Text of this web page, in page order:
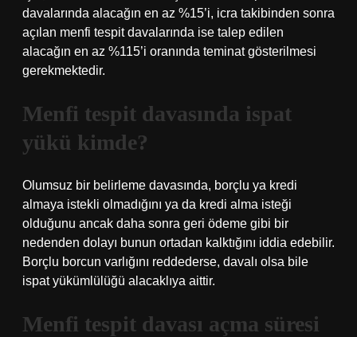
davalarında alacağın en az %15’i, icra takibinden sonra
açılan menfi tespit davalarında ise talep edilen
alacağın en az %115’i oranında teminat gösterilmesi
gerekmektedir.
Menfi tespit davasında ispat
yükü kimde?
Olumsuz bir belirleme davasında, borçlu ya kredi
almaya istekli olmadığını ya da kredi alma isteği
olduğunu ancak daha sonra geri ödeme gibi bir
nedenden dolayı bunun ortadan kalktığını iddia edebilir.
Borçlu borcun varlığını reddederse, davalı olsa bile
ispat yükümlülüğü alacaklıya aittir.
Menfi tespit davası açma süresi